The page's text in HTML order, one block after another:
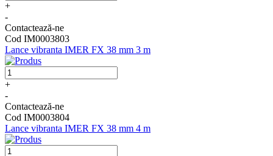
+
-
Contactează-ne
Cod IM0003803
Lance vibranta IMER FX 38 mm 3 m
+
-
Contactează-ne
Cod IM0003804
Lance vibranta IMER FX 38 mm 4 m